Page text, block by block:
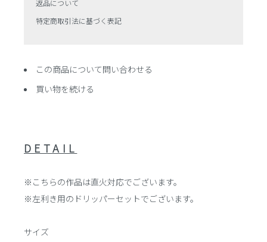
返品について
特定商取引法に基づく表記
この商品について問い合わせる
買い物を続ける
DETAIL
※こちらの作品は直火対応でございます。
※左利き用のドリッパーセットでございます。
サイズ